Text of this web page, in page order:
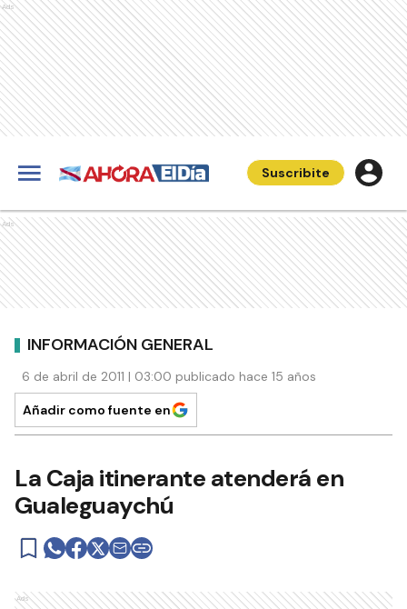
Ads
Suscribite
Ads
INFORMACIÓN GENERAL
6 de abril de 2011 | 03:00 publicado hace 15 años
Añadir como fuente en
La Caja itinerante atenderá en
Gualeguaychú
Ads